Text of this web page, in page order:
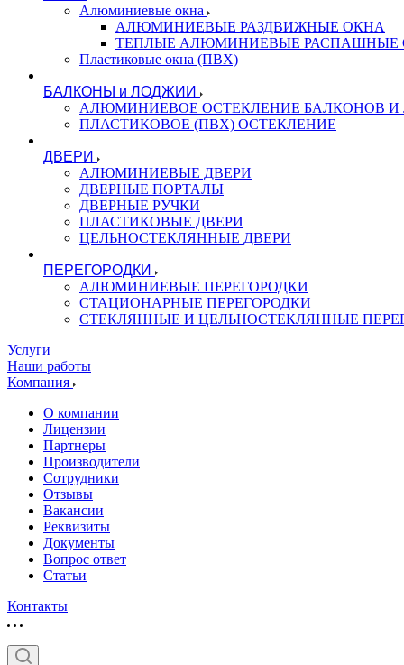
Алюминиевые окна
АЛЮМИНИЕВЫЕ РАЗДВИЖНЫЕ ОКНА
ТЕПЛЫЕ АЛЮМИНИЕВЫЕ РАСПАШНЫЕ
Пластиковые окна (ПВХ)
БАЛКОНЫ и ЛОДЖИИ
АЛЮМИНИЕВОЕ ОСТЕКЛЕНИЕ БАЛКОНОВ
ПЛАСТИКОВОЕ (ПВХ) ОСТЕКЛЕНИЕ
ДВЕРИ
АЛЮМИНИЕВЫЕ ДВЕРИ
ДВЕРНЫЕ ПОРТАЛЫ
ДВЕРНЫЕ РУЧКИ
ПЛАСТИКОВЫЕ ДВЕРИ
ЦЕЛЬНОСТЕКЛЯННЫЕ ДВЕРИ
ПЕРЕГОРОДКИ
АЛЮМИНИЕВЫЕ ПЕРЕГОРОДКИ
СТАЦИОНАРНЫЕ ПЕРЕГОРОДКИ
СТЕКЛЯННЫЕ И ЦЕЛЬНОСТЕКЛЯННЫЕ
Услуги
Наши работы
Компания
О компании
Лицензии
Партнеры
Производители
Сотрудники
Отзывы
Вакансии
Реквизиты
Документы
Вопрос ответ
Статьи
Контакты